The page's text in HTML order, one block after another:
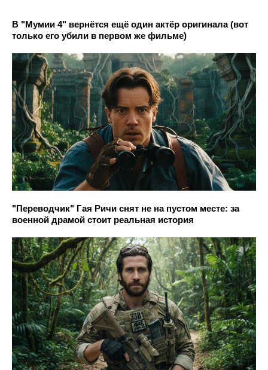
В "Мумии 4" вернётся ещё один актёр оригинала (вот
только его убили в первом же фильме)
"Переводчик" Гая Ричи снят не на пустом месте: за
военной драмой стоит реальная история